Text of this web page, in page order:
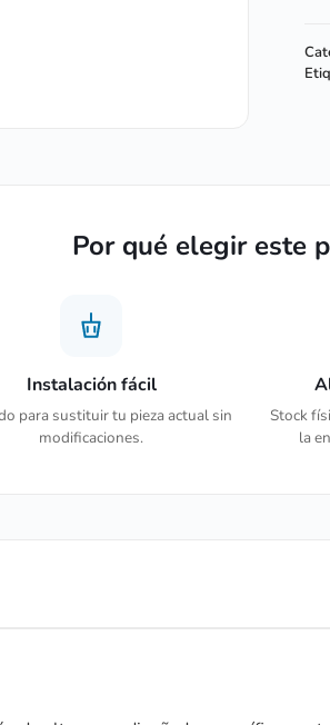
Por qué elegir este
Instalación fácil
para sustituir tu pieza actual sin
modificaciones.
Stock
la